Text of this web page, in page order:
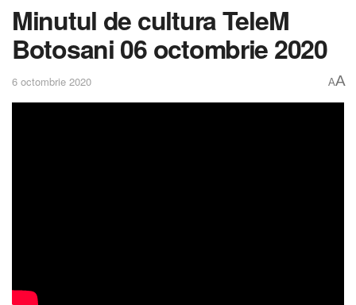
Minutul de cultura TeleM
Botosani 06 octombrie 2020
6 octombrie 2020 AA